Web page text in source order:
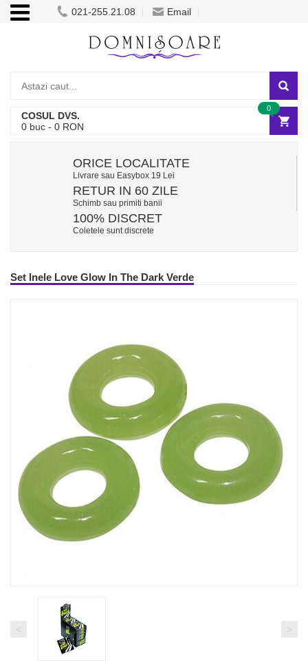
021-255.21.08 Email
COSUL DVS.
0 buc - 0 RON
0
ORICE LOCALITATE
Livrare sau Easybox 19 Lei
RETUR IN 60 ZILE
Schimb sau primiti banii
100% DISCRET
Coletele sunt discrete
Set Inele Love Glow In The Dark Verde
< >